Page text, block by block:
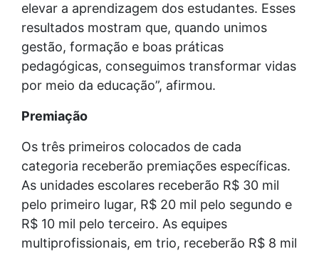
elevar a aprendizagem dos estudantes. Esses
resultados mostram que, quando unimos
gestão, formação e boas práticas
pedagógicas, conseguimos transformar vidas
por meio da educação”, afirmou.
Premiação
Os três primeiros colocados de cada
categoria receberão premiações específicas.
As unidades escolares receberão R$ 30 mil
pelo primeiro lugar, R$ 20 mil pelo segundo e
R$ 10 mil pelo terceiro. As equipes
multiprofissionais, em trio, receberão R$ 8 mil